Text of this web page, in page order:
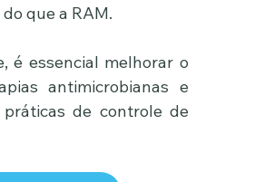
que a RAM.
é essencial melhorar o
antimicrobianas e
de controle de